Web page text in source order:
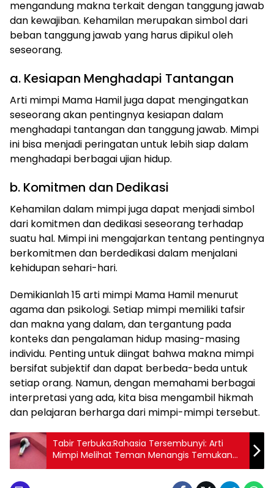
mengandung makna terkait dengan tanggung jawab
dan kewajiban. Kehamilan merupakan simbol dari
beban tanggung jawab yang harus dipikul oleh
seseorang.
a. Kesiapan Menghadapi Tantangan
Arti mimpi Mama Hamil juga dapat mengingatkan
seseorang akan pentingnya kesiapan dalam
menghadapi tantangan dan tanggung jawab. Mimpi
ini bisa menjadi peringatan untuk lebih siap dalam
menghadapi berbagai ujian hidup.
b. Komitmen dan Dedikasi
Kehamilan dalam mimpi juga dapat menjadi simbol
dari komitmen dan dedikasi seseorang terhadap
suatu hal. Mimpi ini mengajarkan tentang pentingnya
berkomitmen dan berdedikasi dalam menjalani
kehidupan sehari-hari.
Demikianlah 15 arti mimpi Mama Hamil menurut
agama dan psikologi. Setiap mimpi memiliki tafsir
dan makna yang dalam, dan tergantung pada
konteks dan pengalaman hidup masing-masing
individu. Penting untuk diingat bahwa makna mimpi
bersifat subjektif dan dapat berbeda-beda untuk
setiap orang. Namun, dengan memahami berbagai
interpretasi yang ada, kita bisa mengambil hikmah
dan pelajaran berharga dari mimpi-mimpi tersebut.
Tabir Terbuka:Rahasia Tersembunyi: Arti
Mimpi Melihat Teman Menangis Temukan
Makna Rahasianya Disini